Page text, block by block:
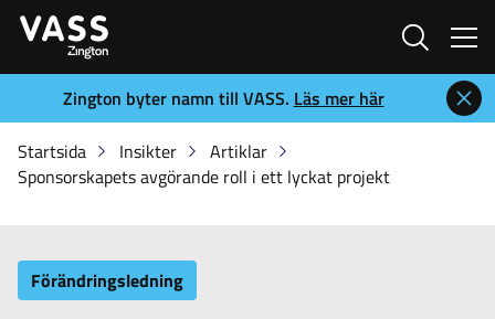
Sök
Zington byter namn till VASS. Läs mer här
Startsida
Insikter
Artiklar
Sponsorskapets avgörande roll i ett lyckat projekt
Förändringsledning